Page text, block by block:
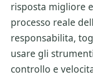
risposta migliore
processo reale
responsabilita,
usare gli
controllo e